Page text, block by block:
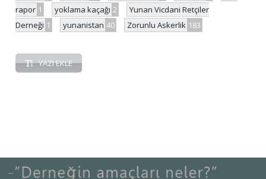
rapor 1 yoklama kaçağı 2
Yunan Vicdani Retçiler
Derneği 1 yunanistan 40 Zorunlu Askerlik 183
YAZI EKLE